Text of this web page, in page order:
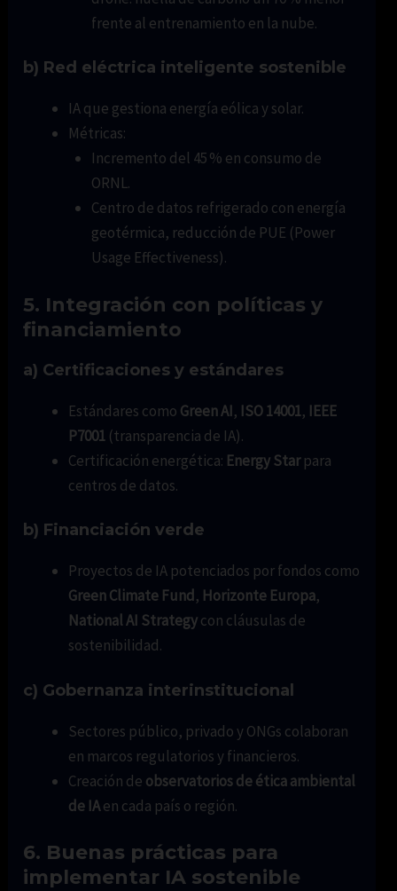
frente al entrenamiento en la nube.
b) Red eléctrica inteligente sostenible
IA que gestiona energía eólica y solar.
Métricas:
Incremento del 45 % en consumo de
ORNL.
Centro de datos refrigerado con energía
geotérmica, reducción de PUE (Power
Usage Effectiveness).
5. Integración con políticas y
financiamiento
a) Certificaciones y estándares
Estándares como Green AI, ISO 14001, IEEE
P7001 (transparencia de IA).
Certificación energética: Energy Starpara
centros de datos.
b) Financiación verde
Proyectos de IA potenciados por fondos como
Green Climate Fund , Horizonte Europa,
National AI Strategycon cláusulas de
sostenibilidad.
c) Gobernanza interinstitucional
Sectores público, privado y ONGs colaboran
en marcos regulatorios y financieros.
Creación de observatorios de ética ambiental
de IAen cada país o región.
6. Buenas prácticas para
implementar IA sostenible